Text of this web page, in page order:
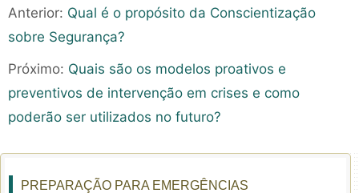
Anterior: Qual é o propósito da Conscientização
sobre Segurança?
Próximo: Quais são os modelos proativos e
preventivos de intervenção em crises e como
poderão ser utilizados no futuro?
PREPARAÇÃO PARA EMERGÊNCIAS